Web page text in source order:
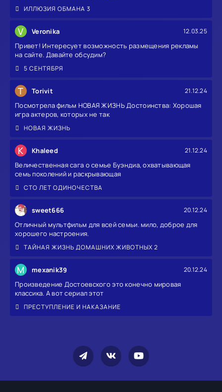
ИЛЛЮЗИЯ ОБМАНА 3
V Veronika 12.03.25
Привет! Интересует возможность размещения рекламы
на сайте. Давайте обсудим?
5 СЕНТЯБРЯ
T Torivit 21.12.24
Посмотрела фильм НОВАЯ ЖИЗНЬ Достоинства: Хорошая
игра актеров, которых не так
НОВАЯ ЖИЗНЬ
K Khaleed 21.12.24
Величественная сага о семье Буэндиа, охватывающая
семь поколений и раскрывающая
СТО ЛЕТ ОДИНОЧЕСТВА
sweet666 20.12.24
Отличный мультфильм для всей семьи. мило, доброе для
хорошего настроения.
ТАЙНАЯ ЖИЗНЬ ДОМАШНИХ ЖИВОТНЫХ 2
M mexanik39 20.12.24
Произведение Достоевского это конечно мировая
классика. А вот сериал этот
ПРЕСТУПЛЕНИЕ И НАКАЗАНИЕ